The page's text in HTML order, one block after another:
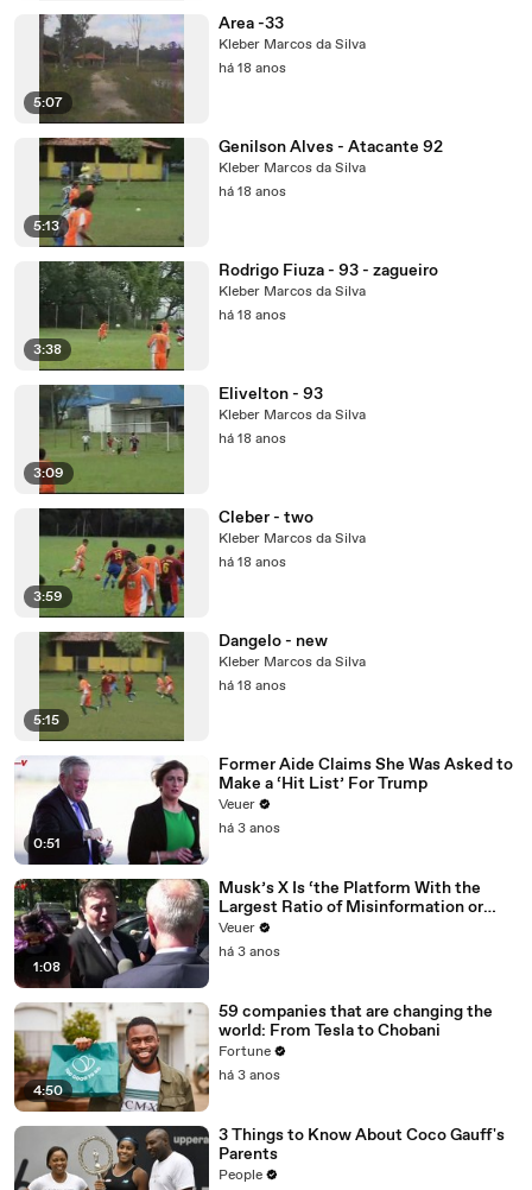
5:07
Area -33
Kleber Marcos da Silva
há 18 anos
5:13
Genilson Alves - Atacante 92
Kleber Marcos da Silva
há 18 anos
3:38
Rodrigo Fiuza - 93 - zagueiro
Kleber Marcos da Silva
há 18 anos
3:09
Elivelton - 93
Kleber Marcos da Silva
há 18 anos
3:59
Cleber - two
Kleber Marcos da Silva
há 18 anos
5:15
Dangelo - new
Kleber Marcos da Silva
há 18 anos
0:51
Former Aide Claims She Was Asked to
Make a ‘Hit List’ For Trump
Veuer
há 3 anos
1:08
Musk’s X Is ‘the Platform With the
Largest Ratio of Misinformation or
Disinformation’ Amongst All Social
Media Platforms
Veuer
há 3 anos
4:50
59 companies that are changing the
world: From Tesla to Chobani
Fortune
há 3 anos
3 Things to Know About Coco Gauff's
Parents
People